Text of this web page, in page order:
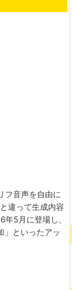
フ音声を自由に
違って生成内容
5月に登場し、
」といったアッ